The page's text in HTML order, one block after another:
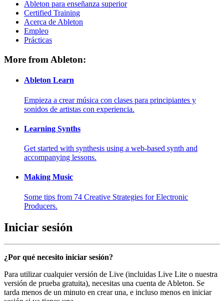
Ableton para enseñanza superior
Certified Training
Acerca de Ableton
Empleo
Prácticas
More from Ableton:
Ableton Learn
Empieza a crear música con clases para principiantes y
sonidos de artistas con experiencia.
Learning Synths
Get started with synthesis using a web-based synth and
accompanying lessons.
Making Music
Some tips from 74 Creative Strategies for Electronic
Producers.
Iniciar sesión
¿Por qué necesito iniciar sesión?
Para utilizar cualquier versión de Live (incluidas Live Lite o nuestra
versión de prueba gratuita), necesitas una cuenta de Ableton. Se
tarda menos de un minuto en crear una, e incluso menos en iniciar